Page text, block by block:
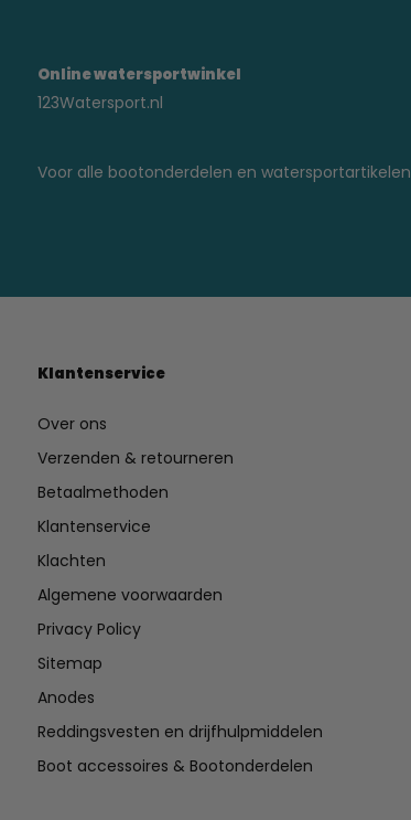
Online watersportwinkel
123Watersport.nl
Voor alle bootonderdelen en watersportartikelen
Klantenservice
Over ons
Verzenden & retourneren
Betaalmethoden
Klantenservice
Klachten
Algemene voorwaarden
Privacy Policy
Sitemap
Anodes
Reddingsvesten en drijfhulpmiddelen
Boot accessoires & Bootonderdelen